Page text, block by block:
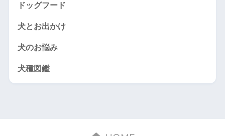
ドッグフード
犬とお出かけ
犬のお悩み
犬種図鑑